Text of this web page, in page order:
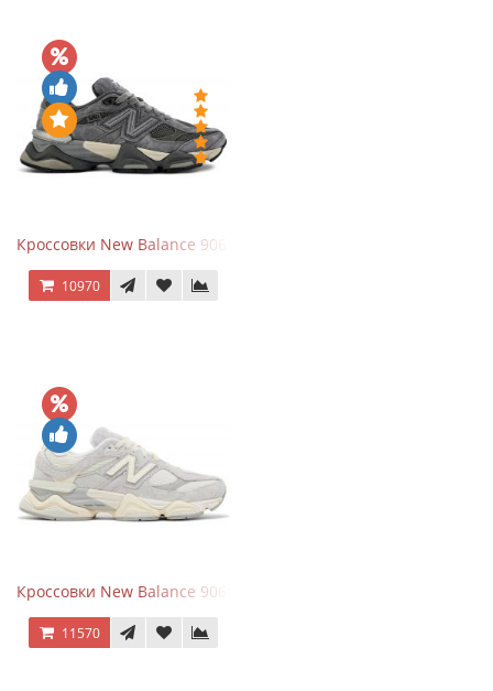
Кроссовки New Balance 9060 x Joe Freshgoods Dark Grey
10970
Кроссовки New Balance 9060 Quartz Grey
11570